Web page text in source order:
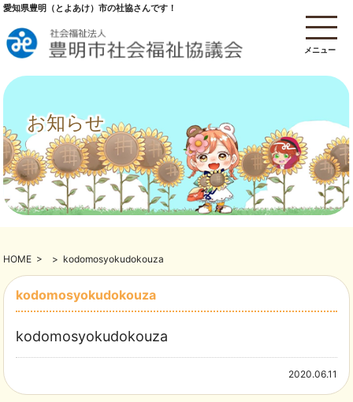
メニュー
愛知県豊明（とよあけ）市の社協さんです！
お知らせ
HOME > > kodomosyokudokouza
kodomosyokudokouza
kodomosyokudokouza
2020.06.11